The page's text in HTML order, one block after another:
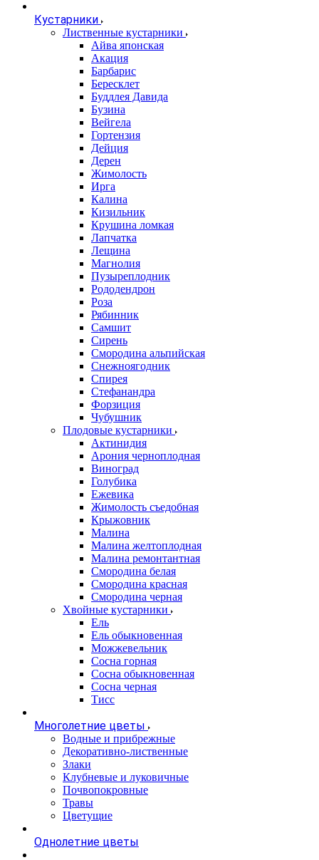
Кустарники
Лиственные кустарники
Айва японская
Акация
Барбарис
Бересклет
Буддлея Давида
Бузина
Вейгела
Гортензия
Дейция
Дерен
Жимолость
Ирга
Калина
Кизильник
Крушина ломкая
Лапчатка
Лещина
Магнолия
Пузыреплодник
Рододендрон
Роза
Рябинник
Самшит
Сирень
Смородина альпийская
Снежноягодник
Спирея
Стефанандра
Форзиция
Чубушник
Плодовые кустарники
Актинидия
Арония черноплодная
Виноград
Голубика
Ежевика
Жимолость съедобная
Крыжовник
Малина
Малина желтоплодная
Малина ремонтантная
Смородина белая
Смородина красная
Смородина черная
Хвойные кустарники
Ель
Ель обыкновенная
Можжевельник
Сосна горная
Сосна обыкновенная
Сосна черная
Тисс
Многолетние цветы
Водные и прибрежные
Декоративно-лиственные
Злаки
Клубневые и луковичные
Почвопокровные
Травы
Цветущие
Однолетние цветы